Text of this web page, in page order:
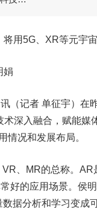
5G、XR等元宇宙
娟
记者 单征宇）在
术深入融合，赋能媒
情况和发展布局。
、MR的总称。AR
好的应用场景。侯
据分析和学习变成可